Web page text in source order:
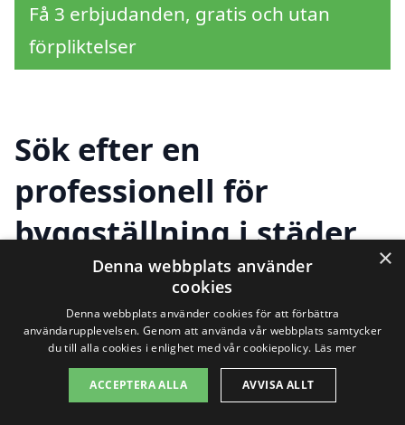
Få 3 erbjudanden, gratis och utan
förpliktelser
Sök efter en
professionell för
byggställning i städer
nära Halmstad
Att hitta rätt företag förbyggställning i
Halmstadbehöver inte vara en
utmaning. Det finns flera alternativ i
×
Denna webbplats använder
cookies
Denna webbplats använder cookies för att förbättra
användarupplevelsen. Genom att använda vår webbplats samtycker
du till alla cookies i enlighet med vår cookiepolicy. Läs mer
ACCEPTERA ALLA AVVISA ALLT